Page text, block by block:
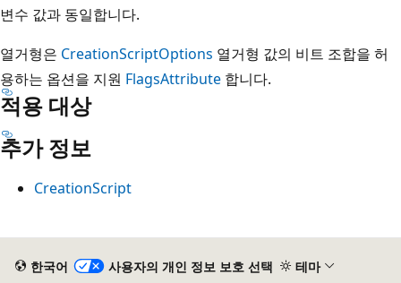
변수 값과 동일합니다.
열거형은 CreationScriptOptions 열거형 값의 비트 조합을 허
용하는 옵션을 지원 FlagsAttribute 합니다.
적용 대상
추가 정보
CreationScript
한국어 사용자의 개인 정보 보호 선택 테마